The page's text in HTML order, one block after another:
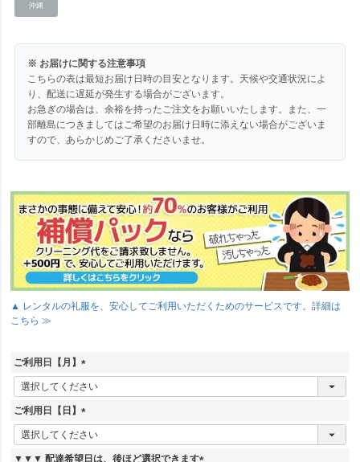
沖縄
※ お届けに関する注意事項
こちらの表は最短お届け日時の目安となります。天候や交通状況によ
り、配送に遅延が発生する場合がございます。
お急ぎの場合は、余裕を持ったご注文をお願いいたします。また、一
部離島につきましてはご希望のお届け日時に添えない場合がございま
すので、あらかじめご了承くださいませ。
▲ レンタルの礼服を、安心してご利用いただくためのサービスです。詳細は
こちら ≫
ご利用日【月】
(
必
須
)
ご利用日【日】
(
必
須
▼▼▼ 配達希望日は、後ほど選択できます